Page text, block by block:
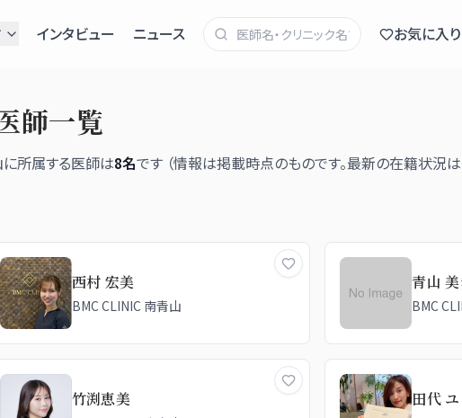
インタビュー ニュース お気に入り
師一覧
に所属する医師は8名です （情報は掲載時点のものです。最新の在籍状況は
西村 宏美
BMC CLINIC 南青山
青山
BMC
竹渕恵美 田代